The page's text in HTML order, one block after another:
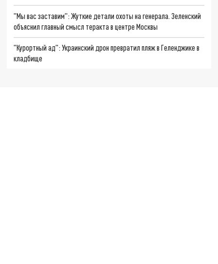
"Мы вас заставим": Жуткие детали охоты на генерала. Зеленский
объяснил главный смысл теракта в центре Москвы
"Курортный ад": Украинский дрон превратил пляж в Геленджике в
кладбище